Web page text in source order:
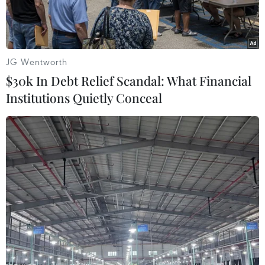
Đại dịch COVID-19 đã làm thay đổi xu hướng mua sắm của
người dân trên thế giới. (Ảnh: Technimobili)
Khảo sát về Phong cách sống và Giá trị Người
tiêu dùng năm 2020 do công ty dịch vụ công
nghệ thông tin Gartner vừa công bố cho thấy sự
thay đổi đáng kể trong xu hướng của người tiêu
dùng khi thái độ xã hội thay đổi và đại dịch
JG Wentworth
$30k In Debt Relief Scandal: What Financial
Institutions Quietly Conceal